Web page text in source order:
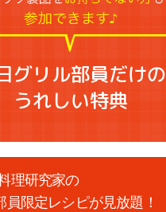
グリル部員だけの
うれしい特典
理研究家の
限定レシピが見放題！